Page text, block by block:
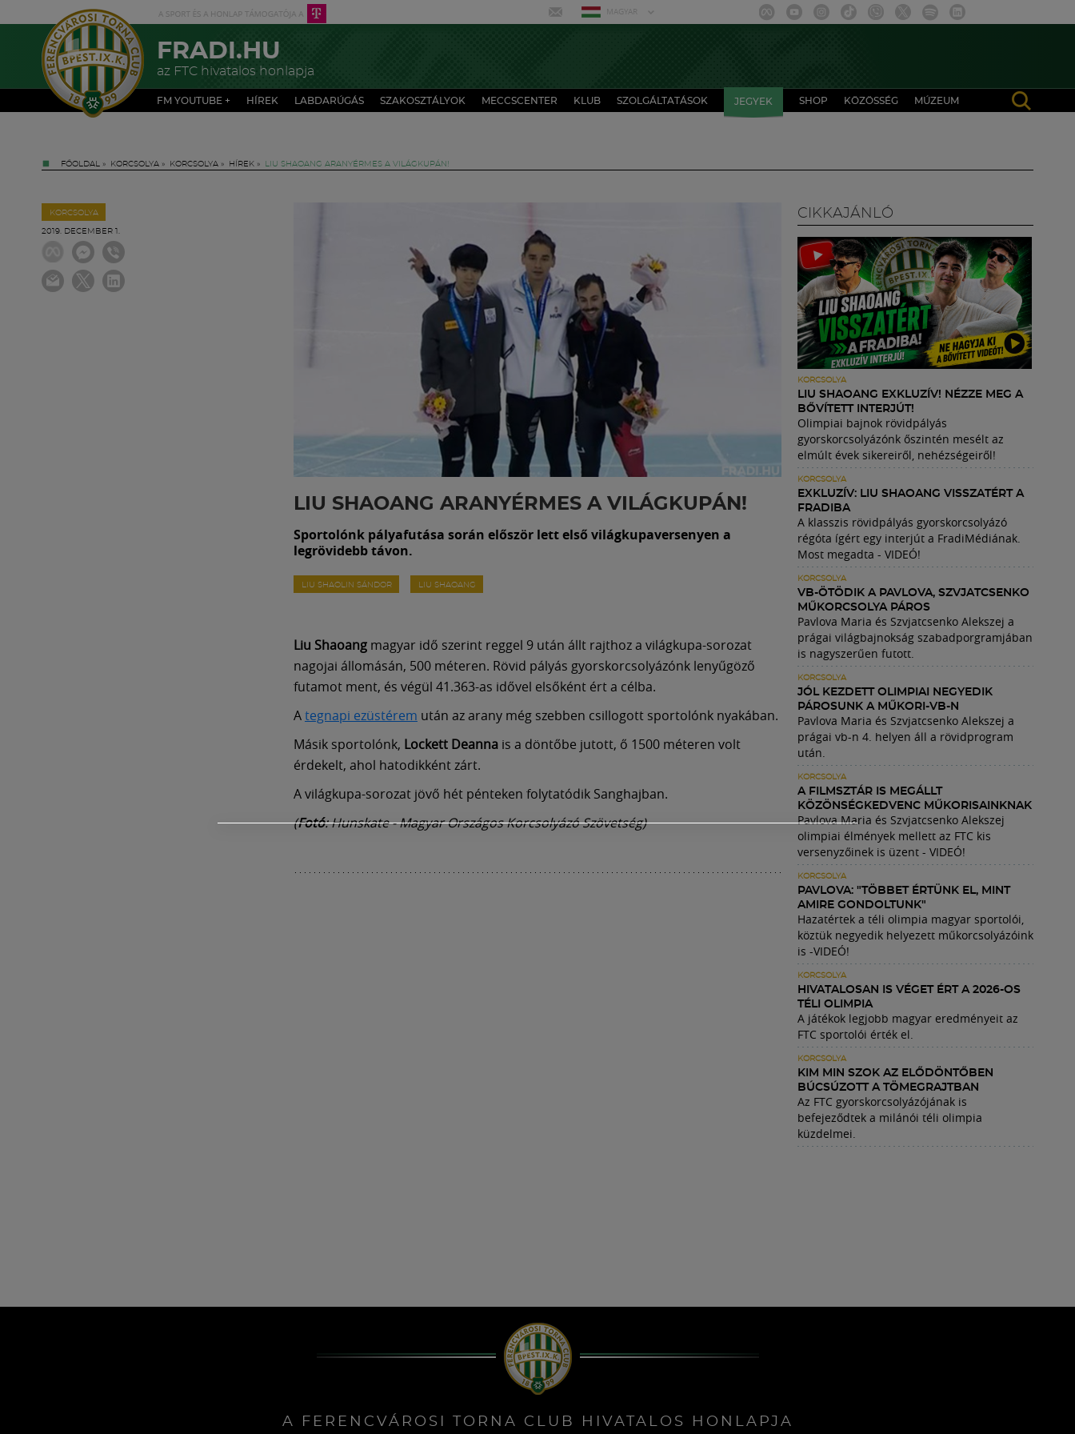
MAGYAR
FRADI.HU
az FTC hivatalos honlapja
FM YOUTUBE + HÍREK LABDARÚGÁS SZAKOSZTÁLYOK MECCSCENTER KLUB SZOLGÁLTATÁSOK JEGYEK SHOP KÖZÖSSÉG MÚZEUM
FŐOLDAL » KORCSOLYA » KORCSOLYA » HÍREK » LIU SHAOANG ARANYÉRMES A VILÁGKUPÁN!
KORCSOLYA
2019. DECEMBER 1.
LIU SHAOANG ARANYÉRMES A VILÁGKUPÁN!
Sportolónk pályafutása során először lett első világkupaversenyen a
legrövidebb távon.
LIU SHAOLIN SÁNDOR LIU SHAOANG
Liu Shaoangmagyar idő szerint reggel 9 után állt rajthoz a világkupa-sorozat
nagojai állomásán, 500 méteren. Rövid pályás gyorskorcsolyázónk lenyűgöző
futamot ment, és végül 41.363-as idővel elsőként ért a célba.
Ategnapi ezüstérem után az arany még szebben csillogott sportolónk nyakában.
Másik sportolónk, Lockett Deannais a döntőbe jutott, ő 1500 méteren volt
érdekelt, ahol hatodikként zárt.
A világkupa-sorozat jövő hét pénteken folytatódik Sanghajban.
(Fotó: Hunskate - Magyar Országos Korcsolyázó Szövetség)
CIKKAJÁNLÓ
KORCSOLYA
LIU SHAOANG EXKLUZÍV! NÉZZE MEG A
BŐVÍTETT INTERJÚT!
Olimpiai bajnok rövidpályás
gyorskorcsolyázónk őszintén mesélt az
elmúlt évek sikereiről, nehézségeiről!
KORCSOLYA
EXKLUZÍV: LIU SHAOANG VISSZATÉRT A
FRADIBA
A klasszis rövidpályás gyorskorcsolyázó
régóta ígért egy interjút a FradiMédiának.
Most megadta - VIDEÓ!
KORCSOLYA
VB-ÖTÖDIK A PAVLOVA, SZVJATCSENKO
MŰKORCSOLYA PÁROS
Pavlova Maria és Szvjatcsenko Alekszej a
prágai világbajnokság szabadporgramjában
is nagyszerűen futott.
KORCSOLYA
JÓL KEZDETT OLIMPIAI NEGYEDIK
PÁROSUNK A MŰKORI-VB-N
Pavlova Maria és Szvjatcsenko Alekszej a
prágai vb-n 4. helyen áll a rövidprogram
után.
KORCSOLYA
A FILMSZTÁR IS MEGÁLLT
KÖZÖNSÉGKEDVENC MŰKORISAINKNAK
Pavlova Maria és Szvjatcsenko Alekszej
olimpiai élmények mellett az FTC kis
versenyzőinek is üzent - VIDEÓ!
KORCSOLYA
PAVLOVA: "TÖBBET ÉRTÜNK EL, MINT
AMIRE GONDOLTUNK"
Hazatértek a téli olimpia magyar sportolói,
köztük negyedik helyezett műkorcsolyázóink
is -VIDEÓ!
KORCSOLYA
HIVATALOSAN IS VÉGET ÉRT A 2026-OS
TÉLI OLIMPIA
A játékok legjobb magyar eredményeit az
FTC sportolói érték el.
KORCSOLYA
KIM MIN SZOK AZ ELŐDÖNTŐBEN
BÚCSÚZOTT A TÖMEGRAJTBAN
Az FTC gyorskorcsolyázójának is
befejeződtek a milánói téli olimpia
küzdelmei.
A FERENCVÁROSI TORNA CLUB HIVATALOS HONLAPJA